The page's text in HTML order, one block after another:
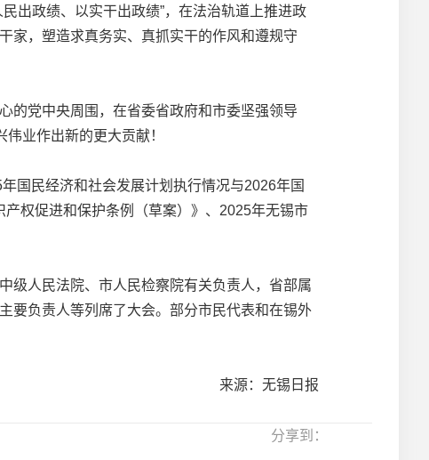
出政绩、以实干出政绩”，在法治轨道上推进政
家，塑造求真务实、真抓实干的作风和遵规守
党中央周围，在省委省政府和市委坚强领导
业作出新的更大贡献！
民经济和社会发展计划执行情况与2026年国
权促进和保护条例（草案）》、2025年无锡市
人民法院、市人民检察院有关负责人，省部属
要负责人等列席了大会。部分市民代表和在锡外
来源：无锡日报
分享到：